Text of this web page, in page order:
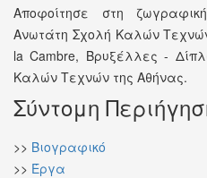
Αποφοίτησε στη
Ανωτάτη Σχολή Καλών
la Cambre, Βρυξέλλες -
Καλών Τεχνών της Αθήνας.
Σύντομη
>> Βιογραφικό
>> Έργα